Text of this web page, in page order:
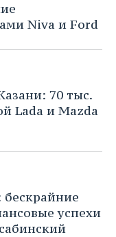
Niva и Ford
70 тыс.
Lada и Mazda
бескрайние
успехи